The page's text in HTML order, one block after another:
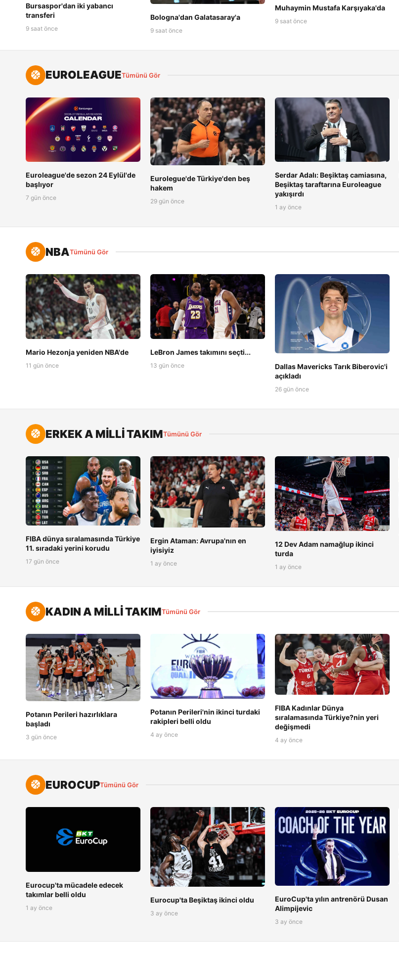
Bursaspor'dan iki yabancı
transferi
9 saat önce
Bologna'dan Galatasaray'a
9 saat önce
Muhaymin Mustafa Karşıyaka'da
9 saat önce
EUROLEAGUETümünü Gör
Euroleague'de sezon 24 Eylül'de
başlıyor
7 gün önce
Eurolegue'de Türkiye'den beş
hakem
29 gün önce
Serdar Adalı: Beşiktaş camiasına,
Beşiktaş taraftarına Euroleague
yakışırdı
1 ay önce
NBATümünü Gör
Mario Hezonja yeniden NBA'de
11 gün önce
LeBron James takımını seçti...
13 gün önce
Dallas Mavericks Tarık Biberovic'i
açıkladı
26 gün önce
ERKEK A MİLLİ TAKIMTümünü Gör
FIBA dünya sıralamasında Türkiye
11. sıradaki yerini korudu
17 gün önce
Ergin Ataman: Avrupa'nın en
iyisiyiz
1 ay önce
12 Dev Adam namağlup ikinci
turda
1 ay önce
KADIN A MİLLİ TAKIMTümünü Gör
Potanın Perileri hazırlıklara
başladı
3 gün önce
Potanın Perileri'nin ikinci turdaki
rakipleri belli oldu
4 ay önce
FIBA Kadınlar Dünya
sıralamasında Türkiye?nin yeri
değişmedi
4 ay önce
EUROCUPTümünü Gör
Eurocup'ta mücadele edecek
takımlar belli oldu
1 ay önce
Eurocup'ta Beşiktaş ikinci oldu
3 ay önce
EuroCup'ta yılın antrenörü Dusan
Alimpijevic
3 ay önce